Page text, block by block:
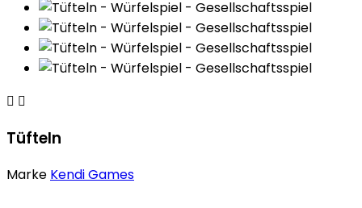
 
Tüfteln
Marke Kendi Games